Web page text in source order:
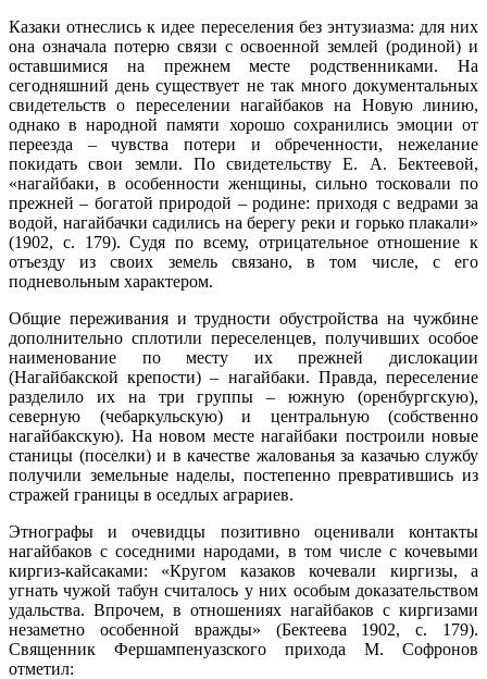
Казаки отнеслись к идее переселения без энтузиазма: для них
она означала потерю связи с освоенной землей (родиной) и
оставшимися на прежнем месте родственниками. На
сегодняшний день существует не так много документальных
свидетельств о переселении нагайбаков на Новую линию,
однако в народной памяти хорошо сохранились эмоции от
переезда – чувства потери и обреченности, нежелание
покидать свои земли. По свидетельству Е. А. Бектеевой,
«нагайбаки, в особенности женщины, сильно тосковали по
прежней – богатой природой – родине: приходя с ведрами за
водой, нагайбачки садились на берегу реки и горько плакали»
(1902, c. 179). Судя по всему, отрицательное отношение к
отъезду из своих земель связано, в том числе, с его
подневольным характером.
Общие переживания и трудности обустройства на чужбине
дополнительно сплотили переселенцев, получивших особое
наименование по месту их прежней дислокации
(Нагайбакской крепости) – нагайбаки. Правда, переселение
разделило их на три группы – южную (оренбургскую),
северную (чебаркульскую) и центральную (собственно
нагайбакскую). На новом месте нагайбаки построили новые
станицы (поселки) и в качестве жалованья за казачью службу
получили земельные наделы, постепенно превратившись из
стражей границы в оседлых аграриев.
Этнографы и очевидцы позитивно оценивали контакты
нагайбаков с соседними народами, в том числе с кочевыми
киргиз-кайсаками: «Кругом казаков кочевали киргизы, а
угнать чужой табун считалось у них особым доказательством
удальства. Впрочем, в отношениях нагайбаков с киргизами
незаметно особенной вражды» (Бектеева 1902, c. 179).
Священник Фершампенуазского прихода М. Софронов
отметил: